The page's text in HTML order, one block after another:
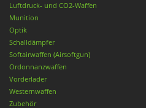
Luftdruck- und CO2-Waffen
Munition
Optik
Schalldämpfer
Softairwaffen (Airsoftgun)
Ordonnanzwaffen
Vorderlader
Westernwaffen
Zubehör